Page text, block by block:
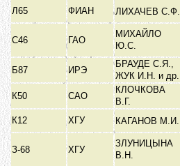
Л65
ФИАН ЛИХАЧЕВ С.Ф.
С46 ГАО
МИХАЙЛО
Ю.С.
Б87
ИРЭ
БРАУДЕ С.Я.,
ЖУК И.Н. и др.
К50
САО
КЛОЧКОВА
В.Г.
К12
ХГУ КАГАНОВ М.И.
З-68 ХГУ
ЗЛУНИЦЫНА
В.Н.